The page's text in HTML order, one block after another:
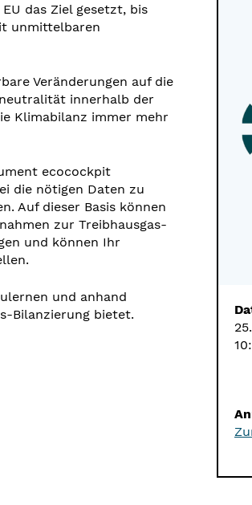
das Ziel gesetzt, bis
unmittelbaren
Veränderungen auf die
innerhalb der
Klimabilanz immer mehr
ecocockpit
die nötigen Daten zu
Auf dieser Basis können
zur Treibhausgas-
und können Ihr
und anhand
Bilanzierung bietet.